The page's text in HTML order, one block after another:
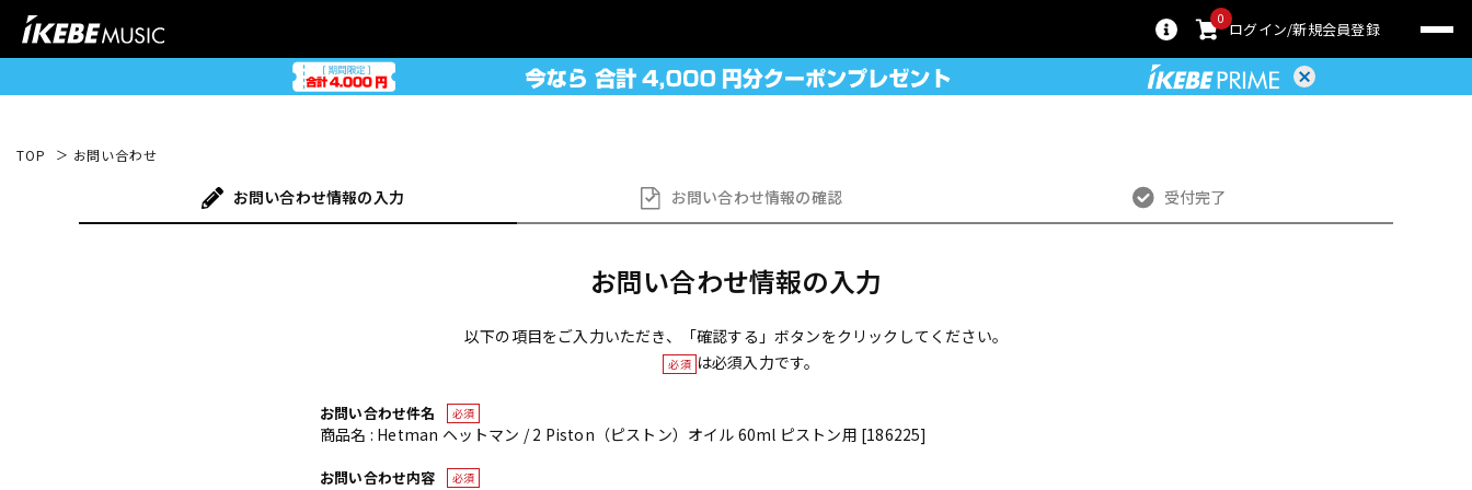
0
ログイン 新規会員登録
TOP お問い合わせ
お問い合わせ情報の入力 お問い合わせ情報の確認 受付完了
お問い合わせ情報の入力
以下の項目をご入力いただき、「確認する」ボタンをクリックしてください。
必須 は必須入力です。
お問い合わせ件名 必須
商品名 : Hetman ヘットマン / 2 Piston（ピストン）オイル 60ml ピストン用 [186225]
お問い合わせ内容 必須